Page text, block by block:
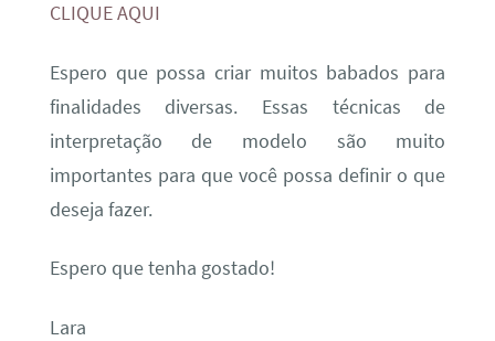
CLIQUE AQUI
Espero que possa criar muitos babados para
finalidades diversas. Essas técnicas de
interpretação de modelo são muito
importantes para que você possa definir o que
deseja fazer.
Espero que tenha gostado!
Lara